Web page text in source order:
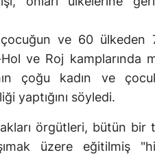
ve 60 ülkeden
ve Roj kamplarında
çoğu kadın ve
yaptığını söyledi.
örgütleri, bütün bir
üzere eğitilmiş